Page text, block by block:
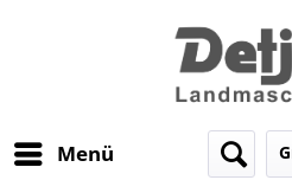
Menü